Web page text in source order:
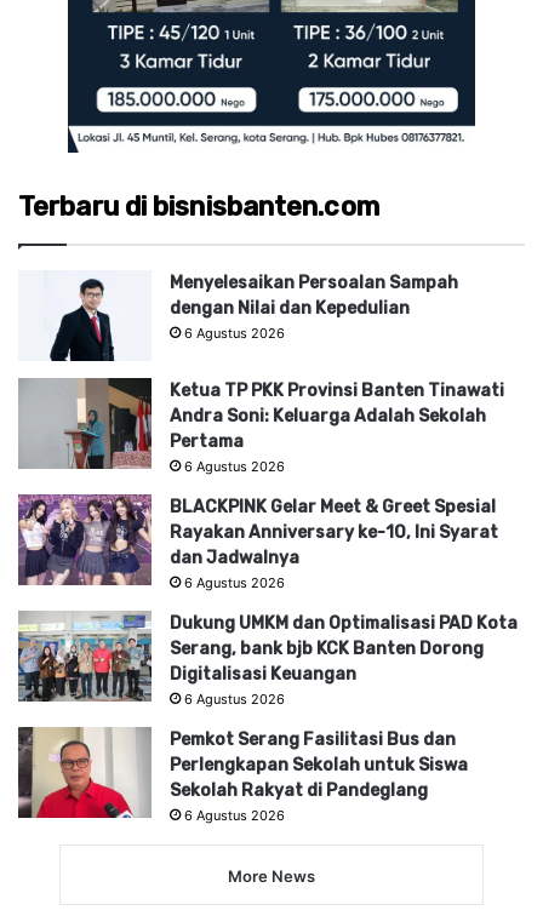
Terbaru di bisnisbanten.com
Menyelesaikan Persoalan Sampah
dengan Nilai dan Kepedulian
6 Agustus 2026
Ketua TP PKK Provinsi Banten Tinawati
Andra Soni: Keluarga Adalah Sekolah
Pertama
6 Agustus 2026
BLACKPINK Gelar Meet & Greet Spesial
Rayakan Anniversary ke-10, Ini Syarat
dan Jadwalnya
6 Agustus 2026
Dukung UMKM dan Optimalisasi PAD Kota
Serang, bank bjb KCK Banten Dorong
Digitalisasi Keuangan
6 Agustus 2026
Pemkot Serang Fasilitasi Bus dan
Perlengkapan Sekolah untuk Siswa
Sekolah Rakyat di Pandeglang
6 Agustus 2026
More News